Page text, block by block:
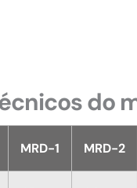
do
MRD-1 MRD-2